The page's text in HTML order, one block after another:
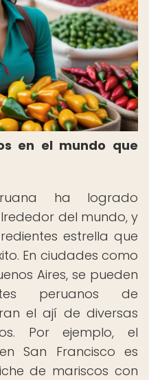
en el mundo que
ha logrado
del mundo, y
estrella que
En ciudades como
Aires, se pueden
peruanos de
el ají de diversas
Por ejemplo, el
San Francisco es
de mariscos con